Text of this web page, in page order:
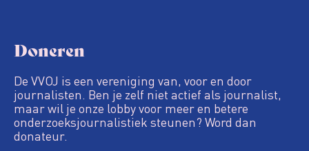
Doneren
De VVOJ is een vereniging van, voor en door
journalisten. Ben je zelf niet actief als journalist,
maar wil je onze lobby voor meer en betere
onderzoeksjournalistiek steunen? Word dan
donateur.